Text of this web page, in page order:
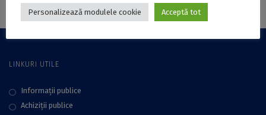
a 6-a
LINKURI UTILE
Informații publice
Achiziții publice
Personalizează modulele cookie Acceptă tot